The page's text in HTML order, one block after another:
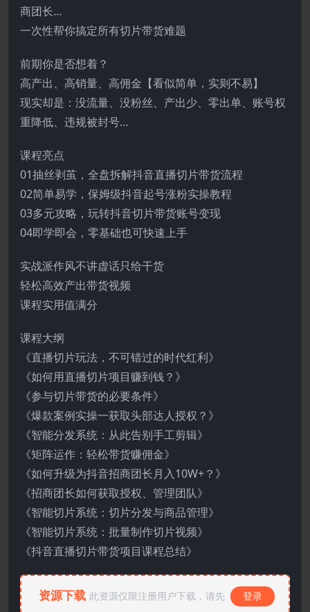
商团长…
一次性帮你搞定所有切片带货难题
前期你是否想着？
高产出、高销量、高佣金【看似简单，实则不易】
现实却是：没流量、没粉丝、产出少、零出单、账号权
重降低、违规被封号…
课程亮点
01抽丝剥茧，全盘拆解抖音直播切片带货流程
02简单易学，保姆级抖音起号涨粉实操教程
03多元攻略，玩转抖音切片带货账号变现
04即学即会，零基础也可快速上手
实战派作风不讲虚话只给干货
轻松高效产出带货视频
课程实用值满分
课程大纲
《直播切片玩法，不可错过的时代红利》
《如何用直播切片项目赚到钱？》
《参与切片带货的必要条件》
《爆款案例实操一获取头部达人授权？》
《智能分发系统：从此告别手工剪辑》
《矩阵运作：轻松带货赚佣金》
《如何升级为抖音招商团长月入10W+？》
《招商团长如何获取授权、管理团队》
《智能切片系统：切片分发与商品管理》
《智能切片系统：批量制作切片视频》
《抖音直播切片带货项目课程总结》
资源下载 此资源仅限注册用户下载，请先 登录